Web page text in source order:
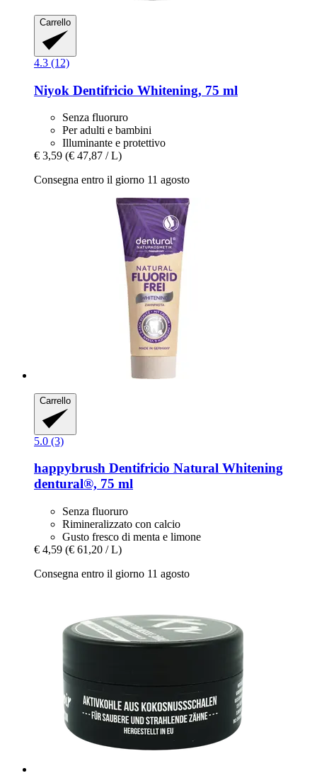
Carrello
4.3 (12)
Niyok Dentifricio Whitening, 75 ml
Senza fluoruro
Per adulti e bambini
Illuminante e protettivo
€ 3,59 (€ 47,87 / L)
Consegna entro il giorno 11 agosto
Carrello
5.0 (3)
happybrush Dentifricio Natural Whitening
dentural®, 75 ml
Senza fluoruro
Rimineralizzato con calcio
Gusto fresco di menta e limone
€ 4,59 (€ 61,20 / L)
Consegna entro il giorno 11 agosto